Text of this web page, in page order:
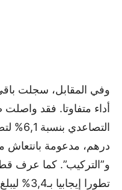
وفي المقابل، سجلت
أداء متفاوتا. فقد
درهم، مدعومة بانتعاش
و”التركيب”. كما عرف